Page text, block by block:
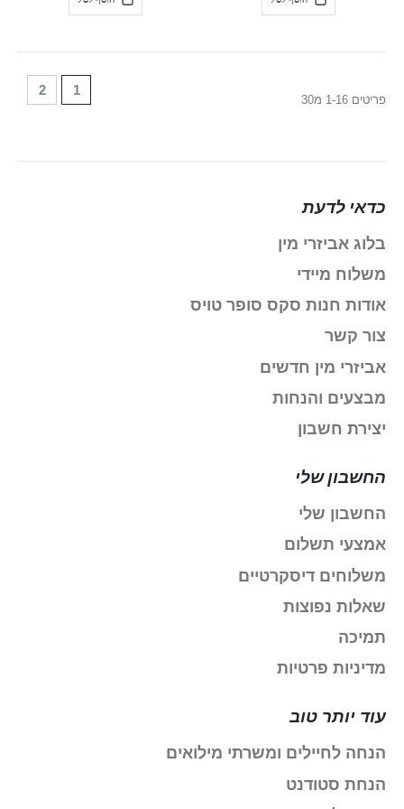
פריטים 1 -16 מ30
עמודpage1 עמוד
2
כדאי לדעת
בלוג אביזרי מין
משלוח מיידי
אודות חנות סקס סופר טויס
צור קשר
אביזרי מין חדשים
מבצעים והנחות
יצירת חשבון
החשבון שלי
החשבון שלי
אמצעי תשלום
משלוחים דיסקרטיים
שאלות נפוצות
תמיכה
מדיניות פרטיות
עוד יותר טוב
הנחה לחיילים ומשרתי מילואים
הנחת סטודנט